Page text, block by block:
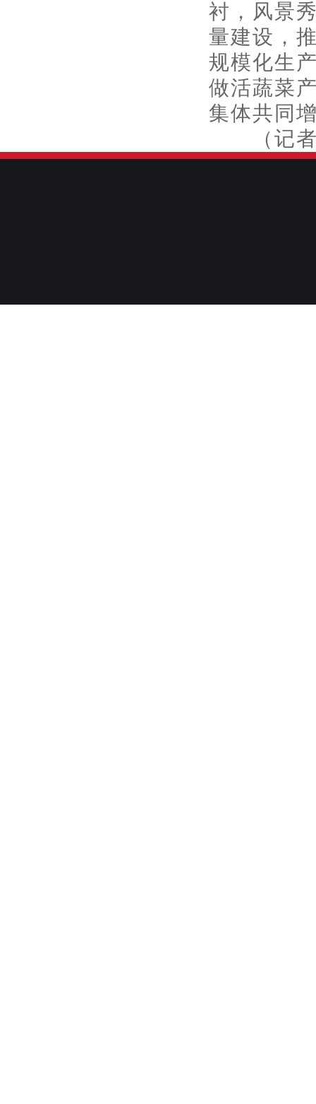
衬，风景
量建设，
规模化生
做活蔬菜
集体共同
（记者